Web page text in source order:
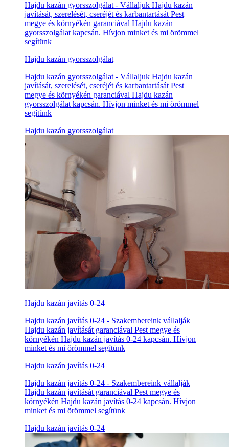
Hajdu kazán gyorsszolgálat - Vállaljuk Hajdu kazán
javítását, szerelését, cseréjét és karbantartását Pest
megye és környékén garanciával Hajdu kazán
gyorsszolgálat kapcsán. Hívjon minket és mi örömmel
segítünk
Hajdu kazán gyorsszolgálat
Hajdu kazán gyorsszolgálat - Vállaljuk Hajdu kazán
javítását, szerelését, cseréjét és karbantartását Pest
megye és környékén garanciával Hajdu kazán
gyorsszolgálat kapcsán. Hívjon minket és mi örömmel
segítünk
Hajdu kazán gyorsszolgálat
Hajdu kazán javítás 0-24
Hajdu kazán javítás 0-24 - Szakembereink vállalják
Hajdu kazán javítását garanciával Pest megye és
környékén Hajdu kazán javítás 0-24 kapcsán. Hívjon
minket és mi örömmel segítünk
Hajdu kazán javítás 0-24
Hajdu kazán javítás 0-24 - Szakembereink vállalják
Hajdu kazán javítását garanciával Pest megye és
környékén Hajdu kazán javítás 0-24 kapcsán. Hívjon
minket és mi örömmel segítünk
Hajdu kazán javítás 0-24